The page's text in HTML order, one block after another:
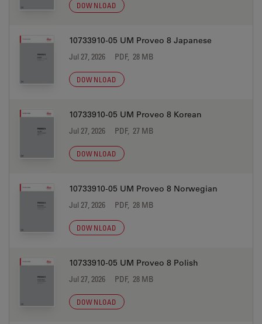
DOWNLOAD
10733910-05 UM Proveo 8 Japanese
Jul 27, 2026 PDF, 28 MB
DOWNLOAD
10733910-05 UM Proveo 8 Korean
Jul 27, 2026 PDF, 27 MB
DOWNLOAD
10733910-05 UM Proveo 8 Norwegian
Jul 27, 2026 PDF, 28 MB
DOWNLOAD
10733910-05 UM Proveo 8 Polish
Jul 27, 2026 PDF, 28 MB
DOWNLOAD